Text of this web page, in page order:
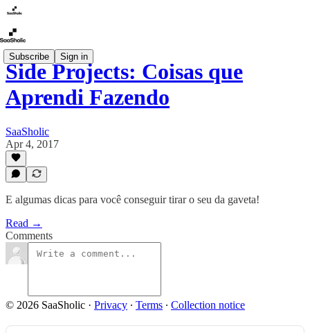
Subscribe Sign in
Side Projects: Coisas que
Aprendi Fazendo
SaaSholic
Apr 4, 2017
E algumas dicas para você conseguir tirar o seu da gaveta!
Read →
Comments
© 2026 SaaSholic · Privacy ∙ Terms ∙ Collection notice